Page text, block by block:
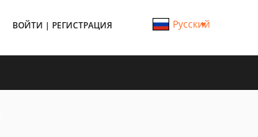
ВОЙТИ | РЕГИСТРАЦИЯ Русский